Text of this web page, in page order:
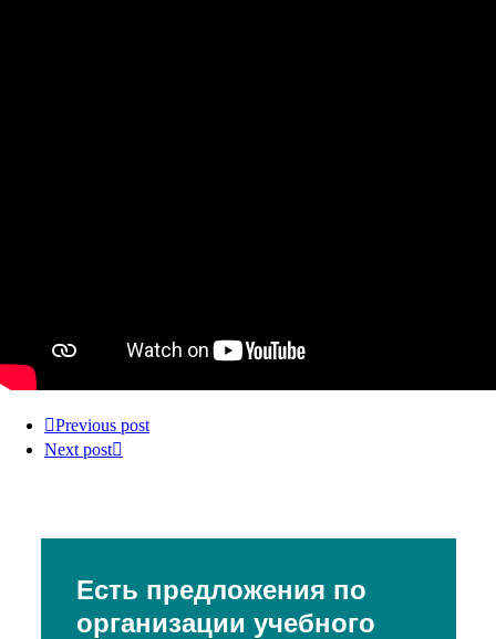
Previous post
Next post
Есть предложения по
организации учебного